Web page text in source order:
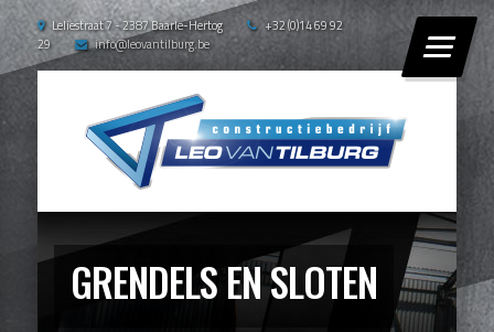
Leliestraat 7 - 2387 Baarle-Hertog
+32 (0)14 69 92
29
info@leovantilburg.be
GRENDELS EN SLOTEN